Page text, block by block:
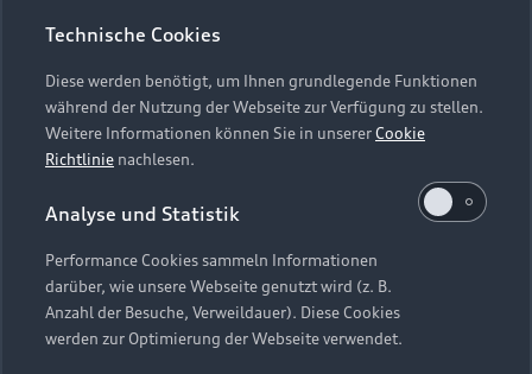
Online-Terminvereinbarung
Servicekontakt
Vertrag widerrufen
Investor Relations
Presse & Media Center
Datenschutz
Audi erleben
Newsletter
Impressum Rechtliches
Hinweisgebersystem
Datenschutzinformation
Cookie-Einstellungen
Cookie-Richtlinie
Barrierefreiheit
Hinweis: Die aktuelle Darstellung und Anordnung der
Embleme am Fahrzeug bei allen Abbildungen auf dieser
Webseite kann abweichen.
Technische Cookies
Diese werden benötigt, um Ihnen grundlegende Funktionen
während der Nutzung der Webseite zur Verfügung zu stellen.
Weitere Informationen können Sie in unsererCookie
Richtlinie nachlesen.
Analyse und Statistik
Performance Cookies sammeln Informationen
darüber, wie unsere Webseite genutzt wird (z. B.
Anzahl der Besuche, Verweildauer). Diese Cookies
werden zur Optimierung der Webseite verwendet.